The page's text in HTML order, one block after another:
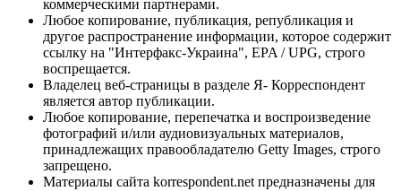
коммерческими партнерами.
Любое копирование, публикация, републикация и
другое распространение информации, которое содержит
ссылку на "Интерфакс-Украина", EPA / UPG, строго
воспрещается.
Владелец веб-страницы в разделе Я- Корреспондент
является автор публикации.
Любое копирование, перепечатка и воспроизведение
фотографий и/или аудиовизуальных материалов,
принадлежащих правообладателю Getty Images, строго
запрещено.
Материалы сайта korrespondent.net предназначены для